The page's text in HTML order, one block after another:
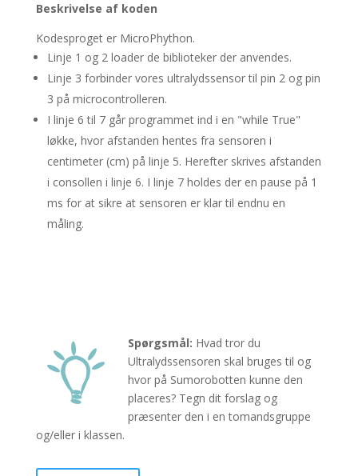
Beskrivelse af koden
Kodesproget er MicroPhython.
Linje 1 og 2 loader de biblioteker der anvendes.
Linje 3 forbinder vores ultralydssensor til pin 2 og pin
3 på microcontrolleren.
I linje 6 til 7 går programmet ind i en "while True"
løkke, hvor afstanden hentes fra sensoren i
centimeter (cm) på linje 5. Herefter skrives afstanden
i consollen i linje 6. I linje 7 holdes der en pause på 1
ms for at sikre at sensoren er klar til endnu en
måling.
Spørgsmål: Hvad tror du
Ultralydssensoren skal bruges til og
hvor på Sumorobotten kunne den
placeres? Tegn dit forslag og
præsenter den i en tomandsgruppe
og/eller i klassen.